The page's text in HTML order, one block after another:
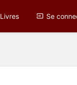
Livres Se